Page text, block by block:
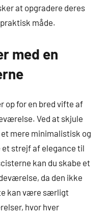
at opgradere deres
måde.
med en
op for en bred vifte af
Ved at skjule
mere minimalistisk og
strejf af elegance til
kan du skabe et
da den ikke
kan være særligt
hvor hver